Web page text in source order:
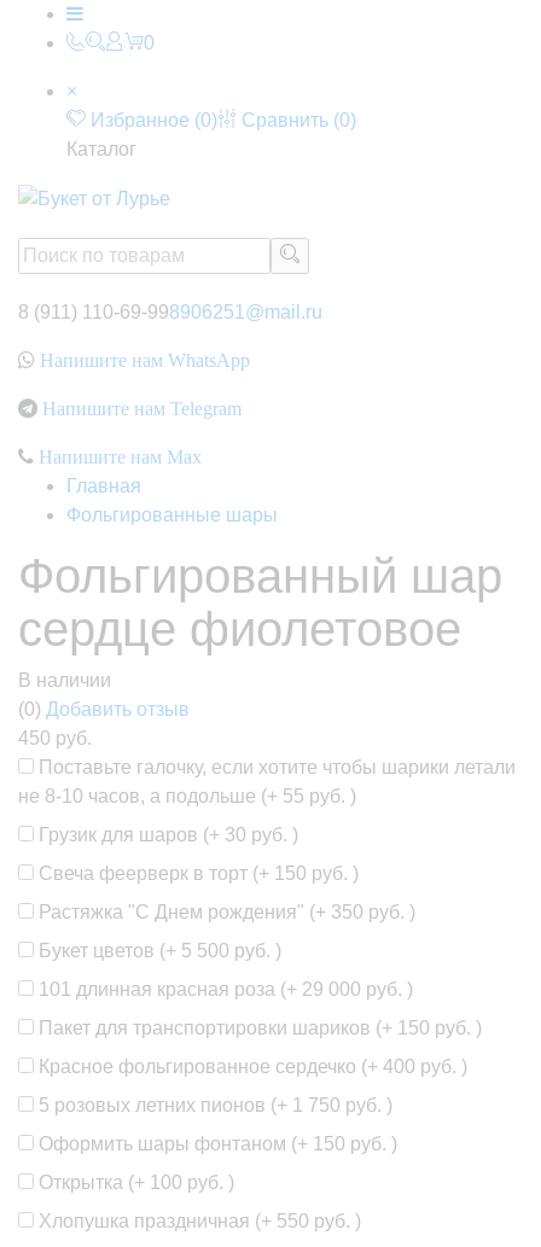
0
×
Избранное (0) Сравнить (0)
Каталог
8 (911) 110-69-998906251@mail.ru
Напишите нам WhatsApp
Напишите нам Telegram
Напишите нам Max
Главная
Фольгированные шары
Фольгированный шар
сердце фиолетовое
В наличии
(0) Добавить отзыв
450 руб.
Поставьте галочку, если хотите чтобы шарики летали
не 8-10 часов, а подольше (+ 55 руб. )
Грузик для шаров (+ 30 руб. )
Свеча феерверк в торт (+ 150 руб. )
Растяжка "С Днем рождения" (+ 350 руб. )
Букет цветов (+ 5 500 руб. )
101 длинная красная роза (+ 29 000 руб. )
Пакет для транспортировки шариков (+ 150 руб. )
Красное фольгированное сердечко (+ 400 руб. )
5 розовых летних пионов (+ 1 750 руб. )
Оформить шары фонтаном (+ 150 руб. )
Открытка (+ 100 руб. )
Хлопушка праздничная (+ 550 руб. )